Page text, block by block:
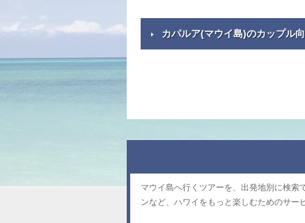
カパルア(マウイ島)のカップル
マウイ島へ行くツアーを、出発地別に検索
ンなど、ハワイをもっと楽しむためのサー